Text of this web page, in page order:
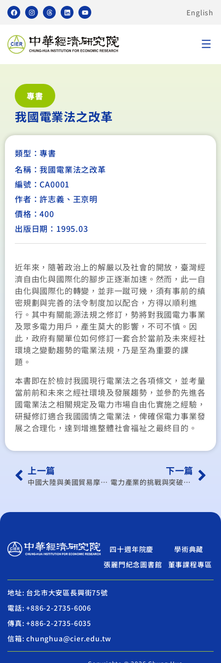
English
專書
我國電業法之改革
類型：專書
名稱：我國電業法之改革
編號：CA0001
作者：許志義、王京明
價格：400
出版日期：1995.03
近年來，隨著政治上的解嚴以及社會的開放，臺灣經
濟自由化與國際化的腳步正逐漸加速。然而，此一自
由化與國際化的轉變，並非一蹴可幾，須有事前的縝
密規劃與完善的法令制度加以配合，方得以順利進
行。其中有關能源法規之修訂，勢將對我國電力事業
及眾多電力用戶，產生莫大的影響，不可不慎。因
此，政府有關單位如何修訂一套合於當前及未來經社
環境之變動趨勢的電業法規，乃是至為重要的課
題。
本書即在於檢討我國現行電業法之各項條文，並考量
當前前和未來之經社環境及發展趨勢，並參酌先進各
國電業法之相關規定及電力市場自由化實施之經驗，
研擬修訂適合我國國情之電業法，俾確保電力事業發
展之合理化，達到增進整體社會福祉之最終目的。
上一篇
中國大陸與美國貿易摩擦對臺商營運及兩岸經貿之影響
下一篇
電力產業的挑戰與突破──用戶導向觀點
四十週年院慶
學術典藏
張麗門紀念圖書館
董事課程專區
地址: 台北市大安區長興街75號
電話: +886-2-2735-6006
傳真: +886-2-2735-6035
信箱: chunghua@cier.edu.tw